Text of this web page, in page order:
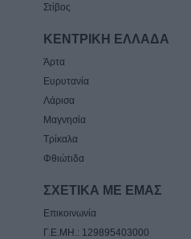
Στίβος
ΚΕΝΤΡΙΚΗ ΕΛΛΑΔΑ
Άρτα
Ευρυτανία
Λάρισα
Μαγνησία
Τρίκαλα
Φθιώτιδα
ΣΧΕΤΙΚΑ ΜΕ ΕΜΑΣ
Επικοινωνία
Γ.Ε.ΜΗ.: 129895403000